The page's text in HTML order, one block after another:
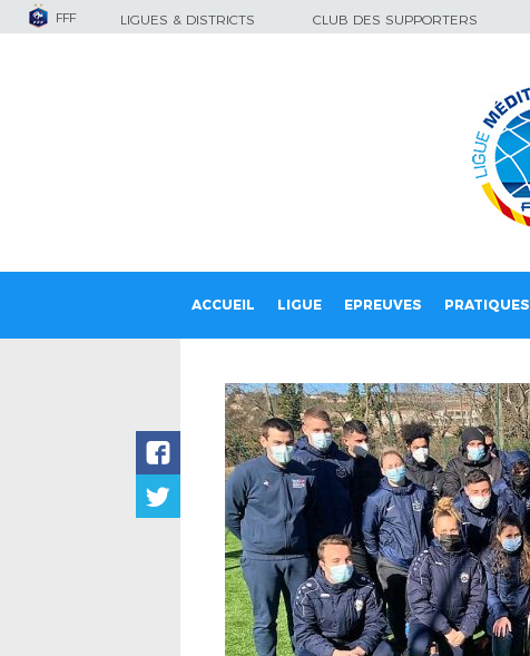
FFF LIGUES & DISTRICTS CLUB DES SUPPORTERS
ACCUEIL LIGUE EPREUVES PRATIQUES